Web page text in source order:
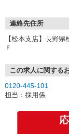
連絡先住所
【松本支店】長野
Ｆ
この求人に関する
0120-445-101
担当：採用係